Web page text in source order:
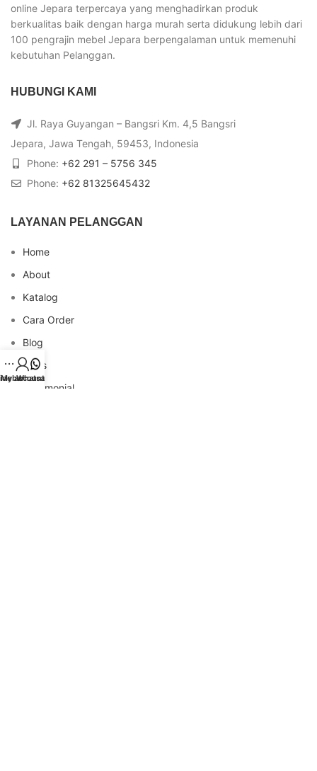
online Jepara terpercaya yang menghadirkan produk
berkualitas baik dengan harga murah serta didukung lebih dari
100 pengrajin mebel Jepara berpengalaman untuk memenuhi
kebutuhan Pelanggan.
HUBUNGI KAMI
Jl. Raya Guyangan – Bangsri Km. 4,5 Bangsri
Jepara, Jawa Tengah, 59453, Indonesia
Phone: +62 291 – 5756 345
Phone: +62 81325645432
LAYANAN PELANGGAN
Home
About
Katalog
Cara Order
Blog
FAQs
Testimonial
My account
Whatsapp